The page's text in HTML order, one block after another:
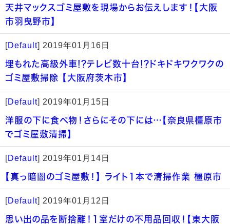
天井マックスゴミ屋敷を現場からお伝えします！【大阪
市羽曳野市】
[Default] 2019年01月16日
埋もれた高級外車!?テレビ数十台!?ドキドキワクワクの
ゴミ屋敷掃除 【大阪府茨木市】
[Default] 2019年01月15日
洋服の下に食べ物！さらにその下には…【奈良県橿原市
でゴミ屋敷清掃】
[Default] 2019年01月14日
【真っ暗闇のゴミ屋敷！】 ライト1本で清掃作業 橿原市
[Default] 2019年01月12日
思い出の品を断捨離！1室だけの不用品回収！【東大阪